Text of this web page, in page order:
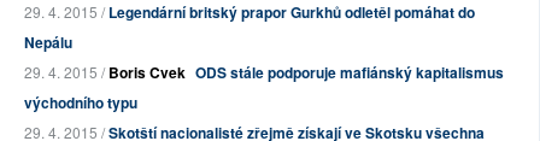
29. 4. 2015 /Legendární britský prapor Gurkhů odletěl pomáhat do
Nepálu
29. 4. 2015 /Boris Cvek ODS stále podporuje mafiánský kapitalismus
východního typu
29. 4. 2015 /Skotští nacionalisté zřejmě získají ve Skotsku všechna